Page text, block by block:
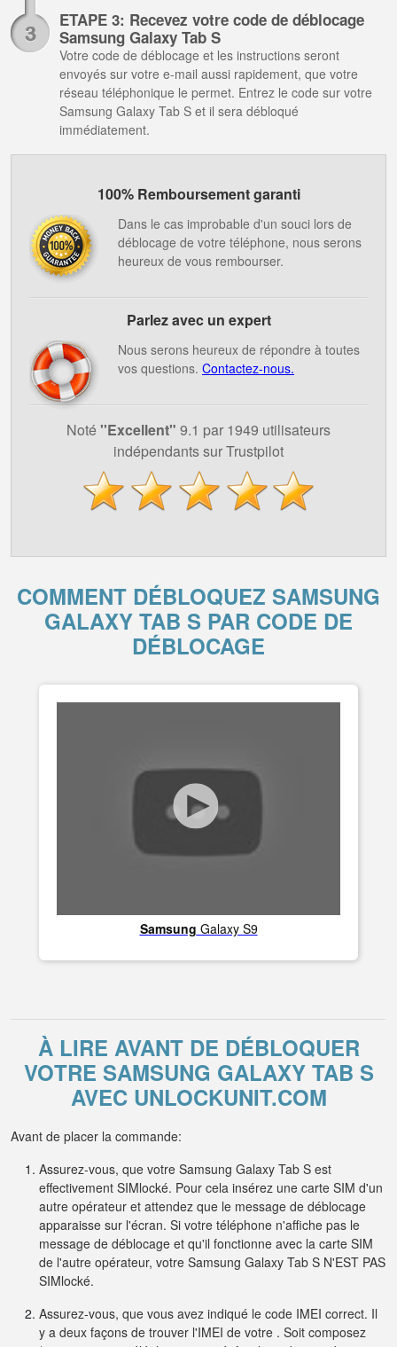
ETAPE 3: Recevez votre code de déblocage
Samsung Galaxy Tab S
Votre code de déblocage et les instructions seront
envoyés sur votre e-mail aussi rapidement, que votre
réseau téléphonique le permet. Entrez le code sur votre
Samsung Galaxy Tab S et il sera débloqué
immédiatement.
100% Remboursement garanti
Dans le cas improbable d'un souci lors de
déblocage de votre téléphone, nous serons
heureux de vous rembourser.
Parlez avec un expert
Nous serons heureux de répondre à toutes
vos questions. Contactez-nous.
Noté ''Excellent" 9.1 par 1949 utilisateurs
indépendants sur Trustpilot
COMMENT DÉBLOQUEZ SAMSUNG
GALAXY TAB S PAR CODE DE
DÉBLOCAGE
Samsung Galaxy S9
À LIRE AVANT DE DÉBLOQUER
VOTRE SAMSUNG GALAXY TAB S
AVEC UNLOCKUNIT.COM
Avant de placer la commande:
Assurez-vous, que votre Samsung Galaxy Tab S est
effectivement SIMlocké. Pour cela insérez une carte SIM d'un
autre opérateur et attendez que le message de déblocage
apparaisse sur l'écran. Si votre téléphone n'affiche pas le
message de déblocage et qu'il fonctionne avec la carte SIM
de l'autre opérateur, votre Samsung Galaxy Tab S N'EST PAS
SIMlocké.
Assurez-vous, que vous avez indiqué le code IMEI correct. Il
y a deux façons de trouver l'IMEI de votre . Soit composez